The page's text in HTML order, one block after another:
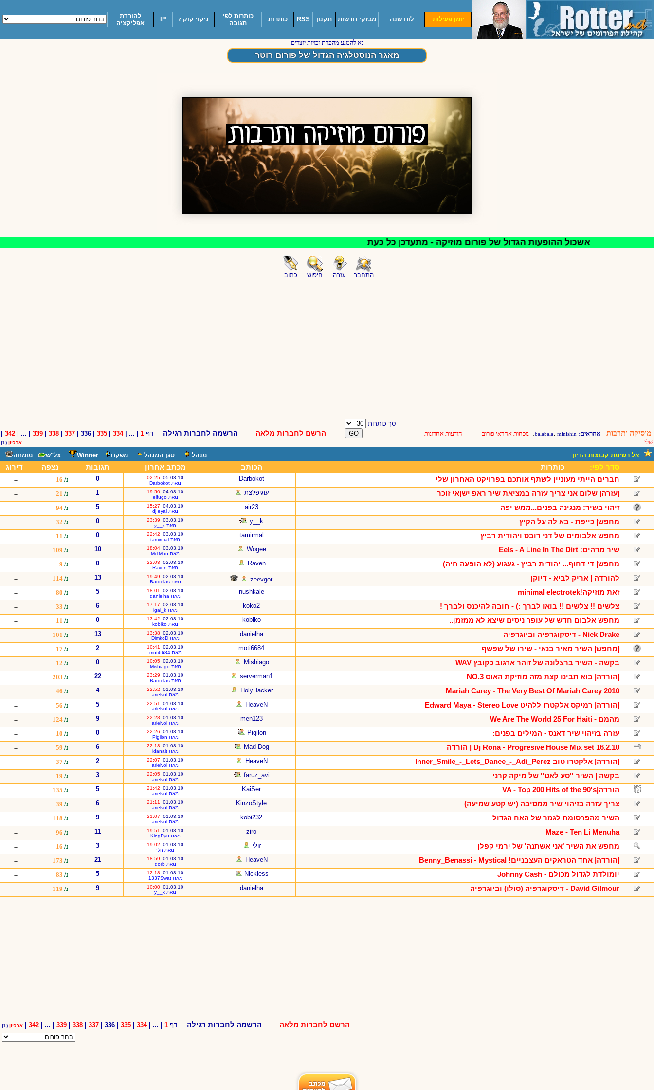
יומן פעילות לוח שנה מבזקי חדשות תקנון RSS כותרות
כותרות לפי
תגובה
ניקוי קוקיז IP
להורדת
אפליקציה
נא להמנע מהפרת זכויות יוצרים
מאגר הנוסטלגיה הגדול של פורום רוטר
אשכול ההופעות הגדול של פורום מוזיקה - מתעדכן כל כעת
התחבר עזרה חיפוש כתוב
מוסיקה ותרבות אחראים: balabala, minishin
, נוכחות אחראי פורום
הודעות אחרונות
שלי
סך כותרות
הרשם לחברות מלאה הרשמה לחברות רגילה דף 1
| ... |
334
335
337
338
339
| ... |
342
ארכיון (1)
אל רשימת קבוצות הדיון מנהל סגן המנהל מפקח Winner צל"ש מומחה
סדר לפי: כותרות הכותב מכתב אחרון תגובות נצפה
דירוג
חברים הייתי מעוניין לשתף אותכם בפרויקט האחרון שלי
Darbokot
05.03.10
02:25
מאת Darbokot
0 נ/ ---
|עזרה| שלום אני צריך עזרה במציאת שיר ראפ ישןאי זוכר עוגיפלצת 04.03.10
19:50
מאת elfugo
1 נ/ ---
זיהוי בשיר: מנגינה בפנים...ממש יפה air23
04.03.10
15:27
מאת dj eyal
5 נ/ ---
מחפש| כייפת - בא לה על הקיץ y__k
03.03.10
23:39
מאת y__k
0 נ/ ---
מחפש אלבומים של דני רובס ויהודית רביץ tamirmal
03.03.10
22:42
מאת tamirmal
0 נ/ ---
שיר מדהים: Eels - A Line In The Dirt Wogee
03.03.10
18:04
מאת MiTMan
10 נ/ ---
מחפש| די דחוף... יהודית רביץ - געגוע (לא הופעה חיה) Raven
02.03.10
22:03
מאת Raven
0 נ/ ---
להורדה | אריק לביא - דיוקן zeevgor
02.03.10
19:49
מאת Bardelas
13 נ/ ---
זאת מוזיקה!minimal electrotek nushkale
02.03.10
18:01
מאת danielha
5 נ/ ---
צלשים !! צלשים !! בואו לברך :) - חובה להיכנס ולברך ! koko2
02.03.10
17:17
מאת igal_k
6 נ/ ---
מחפש אלבום חדש של עופר ניסים שיצא לא ממזמן.. kobiko
02.03.10
13:42
מאת kobiko
0 נ/ ---
Nick Drake - דיסקוגרפיה וביוגרפיה danielha
02.03.10
13:38
מאת DimkoD
13 נ/ ---
|מחפש| השיר מאיר בנאי - שירו של שפשף moti6684
02.03.10
10:41
מאת moti6684
2 נ/ ---
בקשה - השיר ברצלונה של זוהר ארגוב כקובץ WAV Mishiago
02.03.10
10:05
מאת Mishiago
0 נ/ ---
|הורדה| בוא תבינו קצת מזה מוזיקת האוס NO.3 serverman1
01.03.10
23:29
מאת Bardelas
22 נ/ ---
Mariah Carey - The Very Best Of Mariah Carey 2010
HolyHacker
01.03.10
22:52
מאת arielvol
4 נ/ ---
|הורדה| רמיקס אלקטרו ללהיט Edward Maya - Stereo Love HeaveN
01.03.10
22:51
מאת arielvol
5 נ/ ---
מהמם - We Are The World 25 For Haiti men123
01.03.10
22:28
מאת arielvol
9 נ/ ---
עזרה בזיהוי שיר דאנס - המילים בפנים: Pigilon
01.03.10
22:26
מאת Pigilon
0 נ/ ---
Dj Rona - Progresive House Mix set 16.2.10 | הורדה Mad-Dog
01.03.10
22:13
מאת idanalt
6 נ/ ---
|הורדה| אלקטרו טוב Inner_Smile_-_Lets_Dance_-_Adi_Perez HeaveN
01.03.10
22:07
מאת arielvol
2 נ/ ---
בקשה | השיר ''סע לאט'' של מיקה קרני faruz_avi
01.03.10
22:05
מאת arielvol
3 נ/ ---
הורדה|VA - Top 200 Hits of the 90's KaiSer
01.03.10
21:42
מאת arielvol
5 נ/ ---
צריך עזרה בזיהוי שיר ממסיבה (יש קטע שמיעה) KinzoStyle
01.03.10
21:11
מאת arielvol
6 נ/ ---
השיר מהפרסומת לגמר של האח הגדול kobi232
01.03.10
21:07
מאת arielvol
9 נ/ ---
Maze - Ten Li Menuha
ziro
01.03.10
19:51
מאת KingRyu
11 נ/ ---
מחפש את השיר 'אני אשתנה' של ירמי קפלן זולי 01.03.10
19:02
מאת זולי
3 נ/ ---
|הורדה| אחד הטראקים העצבניים! Benny_Benassi - Mystical HeaveN
01.03.10
18:59
מאת dorb
21 נ/ ---
יומולדת לגדול מכולם - Johnny Cash Nickless
01.03.10
12:18
מאת 1337Swat
5 נ/ ---
David Gilmour - דיסקוגרפיה (סולו) וביוגרפיה danielha
01.03.10
10:00
מאת y__k
9 נ/ ---
הרשם לחברות מלאה הרשמה לחברות רגילה דף 1
| ... |
334
335
337
338
339
| ... |
342 ארכיון (1)